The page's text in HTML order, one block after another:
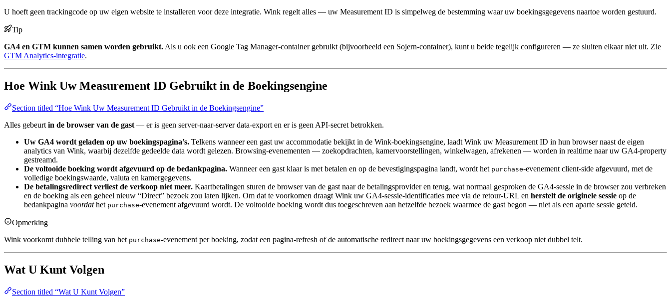
U hoeft geen trackingcode op uw eigen website te installeren voor deze integratie. Wink regelt alles — uw Measurement ID is simpelweg de bestemming waar uw boekingsgegevens naartoe worden gestuurd.
Tip
GA4 en GTM kunnen samen worden gebruikt. Als u ook een Google Tag Manager-container gebruikt (bijvoorbeeld een Sojern-container), kunt u beide tegelijk configureren — ze sluiten elkaar niet uit. Zie
GTM Analytics-integratie.
Hoe Wink Uw Measurement ID Gebruikt in de Boekingsengine
Section titled “Hoe Wink Uw Measurement ID Gebruikt in de Boekingsengine”
Alles gebeurt in de browser van de gast — er is geen server-naar-server data-export en er is geen API-secret betrokken.
Uw GA4 wordt geladen op uw boekingspagina’s. Telkens wanneer een gast uw accommodatie bekijkt in de Wink-boekingsengine, laadt Wink uw Measurement ID in hun browser naast de eigen
analytics van Wink, waarbij dezelfde gedeelde data wordt gelezen. Browsing-evenementen — zoekopdrachten, kamervoorstellingen, winkelwagen, afrekenen — worden in realtime naar uw GA4-property
gestreamd.
De voltooide boeking wordt afgevuurd op de bedankpagina. Wanneer een gast klaar is met betalen en op de bevestigingspagina landt, wordt het purchase-evenement client-side afgevuurd, met de
volledige boekingswaarde, valuta en kamergegevens.
De betalingsredirect verliest de verkoop niet meer. Kaartbetalingen sturen de browser van de gast naar de betalingsprovider en terug, wat normaal gesproken de GA4-sessie in de browser zou verbreken
en de boeking als een geheel nieuw “Direct” bezoek zou laten lijken. Om dat te voorkomen draagt Wink uw GA4-sessie-identificaties mee via de retour-URL en herstelt de originele sessie op de
bedankpagina voordathet purchase-evenement afgevuurd wordt. De voltooide boeking wordt dus toegeschreven aan hetzelfde bezoek waarmee de gast begon — niet als een aparte sessie geteld.
Opmerking
Wink voorkomt dubbele telling van het purchase-evenement per boeking, zodat een pagina-refresh of de automatische redirect naar uw boekingsgegevens een verkoop niet dubbel telt.
Wat U Kunt Volgen
Section titled “Wat U Kunt Volgen”